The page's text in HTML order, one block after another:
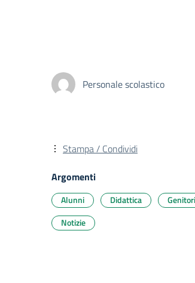
Personale scolastico
Stampa / Condividi
Argomenti
Alunni Didattica
Genitori
Notizie